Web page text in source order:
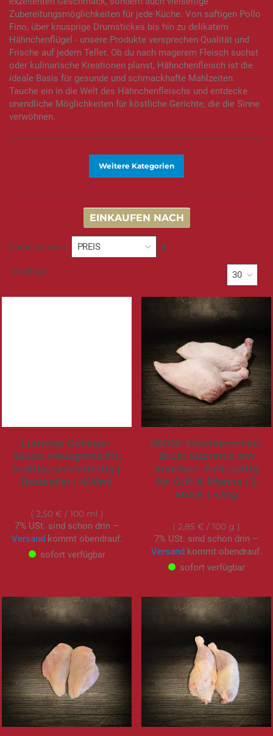
Zubereitungsmöglichkeiten für jede Küche. Von saftigen Pollo
Fino, über knusprige Drumstickes bis hin zu delikatem
Hähnchenflügel - unsere Produkte versprechen Qualität und
Frische auf jedem Teller. Ob du nach magerem Fleisch suchst
oder kulinarische Kreationen planst, Hähnchenfleisch ist die
ideale Basis für gesunde und schmackhafte Mahlzeiten.
Tauche ein in die Welt des Hähnchenfleischs und entdecke
unendliche Möglichkeiten für köstliche Gerichte, die die Sinne
verwöhnen.
Weitere Kategorien
EINKAUFEN NACH
Sortieren nach
In
10Artikel
Ludwigs Geflügel-
Sauce. Hausgemacht,
kräftig, servierfertig |
Bestseller | 400ml
2,50 €/ 100 ml
7% USt. sind schon drin –
Versandkommt obendrauf.
sofort verfügbar
KIKOK Maishähnchen-
Brust Supreme am
Knochen. Zart, saftig
für Grill & Pfanne | 2
Stück | 420g
2,85 € / 100 g
7% USt. sind schon drin –
Versandkommt obendrauf.
sofort verfügbar